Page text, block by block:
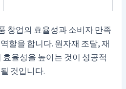
창업의 효율성과 소비자 만족
할을 합니다. 원자재 조달, 재
율성을 높이는 것이 성공적
것입니다.